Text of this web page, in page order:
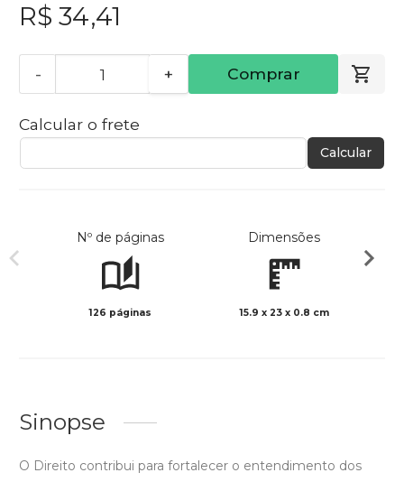
R$ 34,41
- + Comprar
Calcular o frete
Calcular
Nº de páginas
126 páginas
Dimensões
15.9 x 23 x 0.8 cm
Sinopse
O Direito contribui para fortalecer o entendimento dos